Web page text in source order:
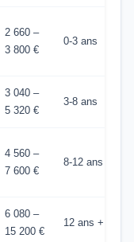
2 660 –
3 800 €
0-3 ans
3 040 –
5 320 €
3-8 ans
4 560 –
7 600 €
8-12 ans
6 080 –
15 200 €
12 ans +